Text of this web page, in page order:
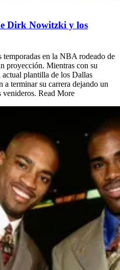
Dirk Nowitzki y los
en la NBA rodeado de
proyección. Mientras con su
actual plantilla de los Dallas
terminar su carrera dejando un
venideros. Read More